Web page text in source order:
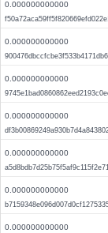
0.000000000000
0.000000000000
0.000000000000
0.000000000000
0.000000000000
0.000000000000
0.000000000000